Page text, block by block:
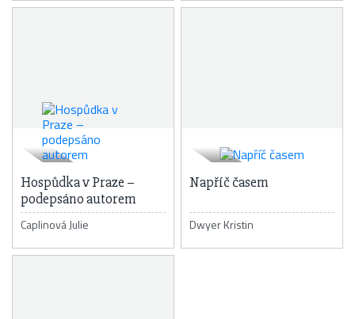
Hospůdka v Praze –
podepsáno autorem
Caplinová Julie
Napříč časem
Dwyer Kristin